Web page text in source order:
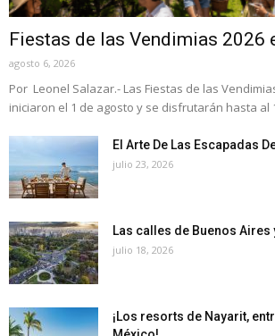
Fiestas de las Vendimias 2026
agosto 6, 2026
Por Leonel Salazar.- Las Fiestas de las
iniciaron el 1 de agosto y se disfrutarán hasta al
El Arte De Las Escapadas
julio 23, 2026
Las calles de Buenos Aires
julio 18, 2026
¡Los resorts de Nayarit,